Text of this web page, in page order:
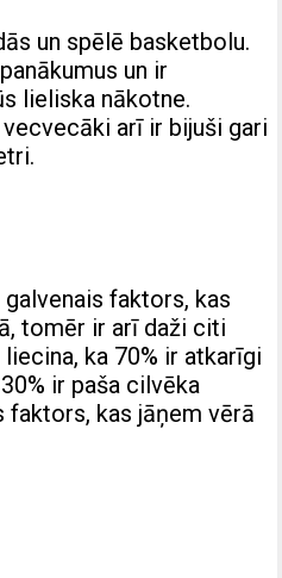
un spēlē basketbolu.
un ir
lieliska nākotne.
arī ir bijuši gari
faktors, kas
tomēr ir arī daži citi
ka 70% ir atkarīgi
ir paša cilvēka
faktors, kas jāņem vērā